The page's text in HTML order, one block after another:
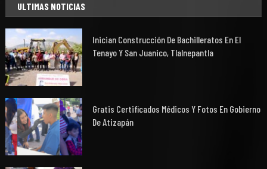
ULTIMAS NOTICIAS
Inician Construcción De Bachilleratos En El
Tenayo Y San Juanico, Tlalnepantla
Gratis Certificados Médicos Y Fotos En Gobierno
De Atizapán